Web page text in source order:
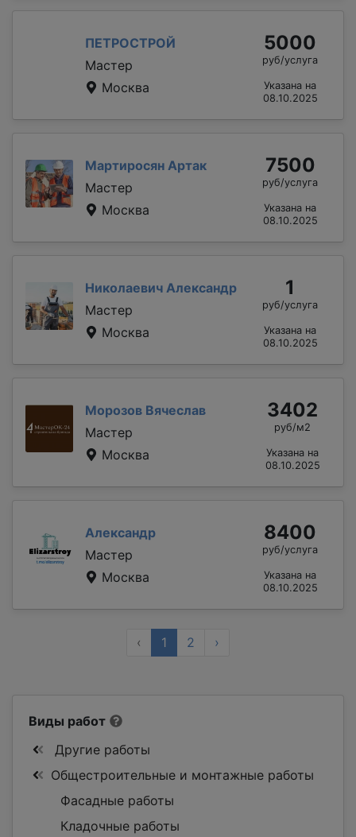
ПЕТРОСТРОЙ
Мастер
Москва
5000
руб/услуга
Указана на
08.10.2025
Мартиросян Артак
Мастер
Москва
7500
руб/услуга
Указана на
08.10.2025
Николаевич Александр
Мастер
Москва
1
руб/услуга
Указана на
08.10.2025
Морозов Вячеслав
Мастер
Москва
3402
руб/м2
Указана на
08.10.2025
Александр
Мастер
Москва
8400
руб/услуга
Указана на
08.10.2025
‹ 1 2 ›
Виды работ
Другие работы
Общестроительные и монтажные работы
Фасадные работы
Кладочные работы